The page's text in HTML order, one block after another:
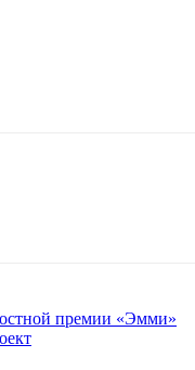
премии «Эмми»